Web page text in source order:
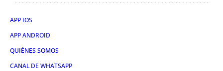
APP IOS
APP ANDROID
QUIÉNES SOMOS
CANAL DE WHATSAPP